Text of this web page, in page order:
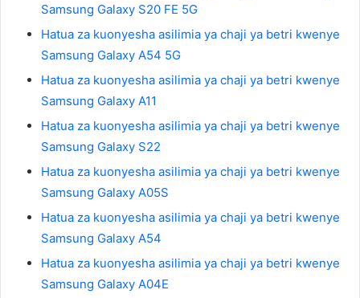
Samsung Galaxy S20 FE 5G
Hatua za kuonyesha asilimia ya chaji ya betri kwenye
Samsung Galaxy A54 5G
Hatua za kuonyesha asilimia ya chaji ya betri kwenye
Samsung Galaxy A11
Hatua za kuonyesha asilimia ya chaji ya betri kwenye
Samsung Galaxy S22
Hatua za kuonyesha asilimia ya chaji ya betri kwenye
Samsung Galaxy A05S
Hatua za kuonyesha asilimia ya chaji ya betri kwenye
Samsung Galaxy A54
Hatua za kuonyesha asilimia ya chaji ya betri kwenye
Samsung Galaxy A04E